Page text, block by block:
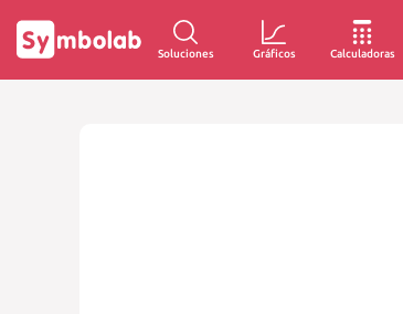
Soluciones Gráficos Calculadoras